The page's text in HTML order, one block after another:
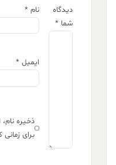
دیدگاه
شما *
نام *
ایمیل *
ذخیره
برای